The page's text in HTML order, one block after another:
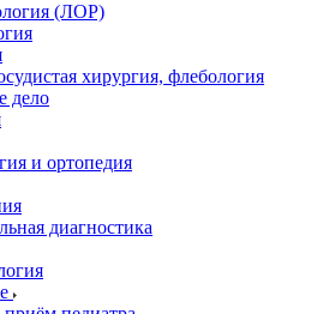
(ЛОР)
хирургия, флебология
дело
и ортопедия
диагностика